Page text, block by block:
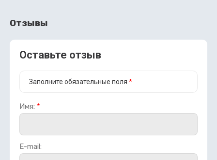
Отзывы
Оставьте отзыв
Заполните обязательные поля *
Имя: *
E-mail: